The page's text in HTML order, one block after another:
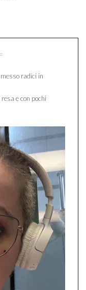
radici in
e con pochi